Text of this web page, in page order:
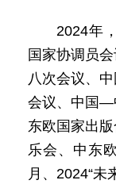
2024年
国家协调员
八次会议、
会议、中国—
东欧国家出
乐会、中东
月、2024“